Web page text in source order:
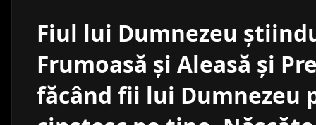
Fiul lui Dumnezeu
Frumoasă şi Aleasă şi
făcând fii lui Dumnezeu